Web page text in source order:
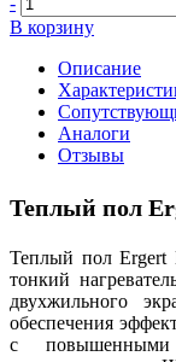
В корзину
Описание
Аналоги
Отзывы
Теплый пол
Теплый пол Ergert
тонкий
двухжильного
обеспечения
с